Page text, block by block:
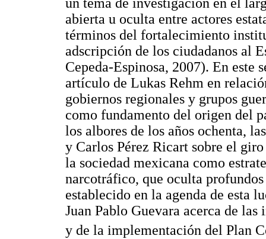
abierta u oculta entre actores
términos del fortalecimiento
adscripción de los ciudadanos al
Cepeda-Espinosa, 2007). En este
artículo de Lukas Rehm en
gobiernos regionales y grupos
como fundamento del origen del
los albores de los años ochenta,
y Carlos Pérez Ricart sobre el
la sociedad mexicana como
narcotráfico, que oculta
establecido en la agenda de esta
Juan Pablo Guevara acerca de
y de la implementación del Plan